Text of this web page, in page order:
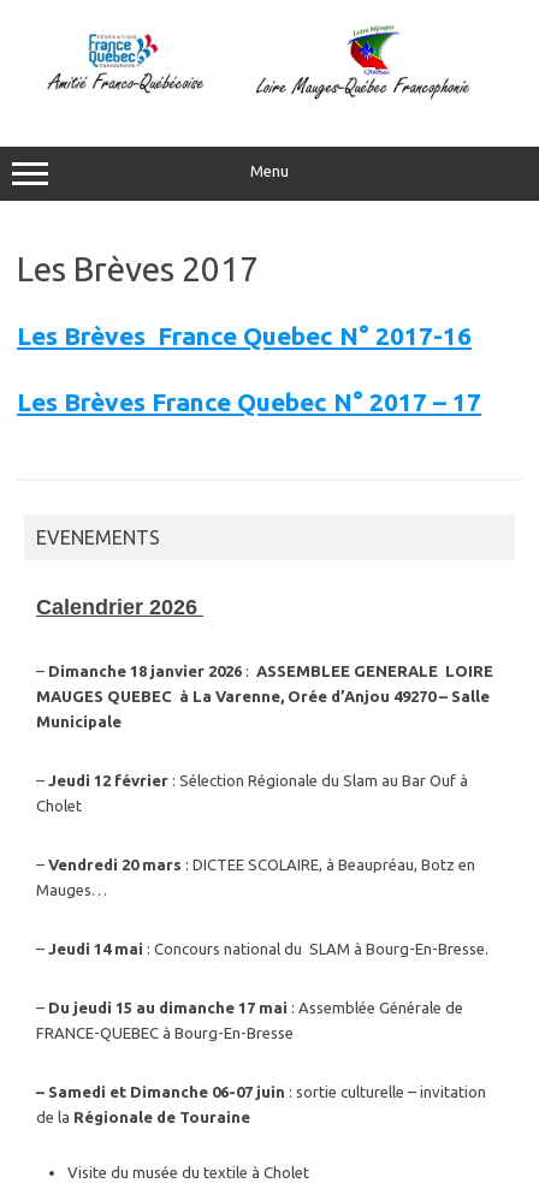
Menu
Les Brèves 2017
Les Brèves France Quebec N° 2017-16
Les Brèves France Quebec N° 2017 – 17
EVENEMENTS
Calendrier 2026
– Dimanche 18 janvier 2026 : ASSEMBLEE GENERALE LOIRE
MAUGES QUEBEC à La Varenne, Orée d’Anjou 49270 – Salle
Municipale
– Jeudi 12 février : Sélection Régionale du Slam au Bar Ouf à
Cholet
– Vendredi 20 mars : DICTEE SCOLAIRE, à Beaupréau, Botz en
Mauges…
– Jeudi 14 mai : Concours national du SLAM à Bourg-En-Bresse.
– Du jeudi 15 au dimanche 17 mai : Assemblée Générale de
FRANCE-QUEBEC à Bourg-En-Bresse
– Samedi et Dimanche 06-07 juin : sortie culturelle – invitation
de la Régionale de Touraine
Visite du musée du textile à Cholet